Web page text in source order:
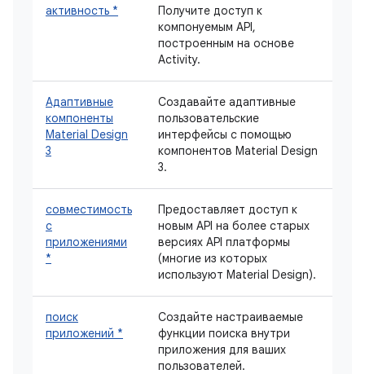
активность *
Получите доступ к
компонуемым API,
построенным на основе
Activity.
Адаптивные
компоненты
Material Design
3
Создавайте адаптивные
пользовательские
интерфейсы с помощью
компонентов Material Design
3.
совместимость
с
приложениями
*
Предоставляет доступ к
новым API на более старых
версиях API платформы
(многие из которых
используют Material Design).
поиск
приложений *
Создайте настраиваемые
функции поиска внутри
приложения для ваших
пользователей.